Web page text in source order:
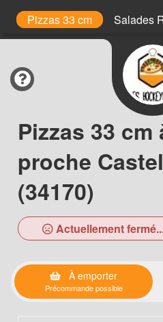
Pizzas 33 cm Salades
Pizzas 33
proche
(34170)
Actuellement
À emporter
Précommande possible